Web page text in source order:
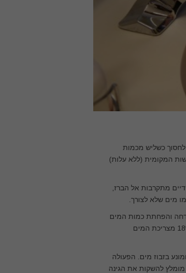
כשליש מכמות
את החסכמים מהרשות המקומית (ללא עלות)
מתקרבות אל הברז,
מים שלא לצורך.
והפחתת כמות המים
הנפלטת לאסלה. המיכל מביא לחיסכון של כ- 18-20 ליטר מים לנפש ליום, המהווים כ- 12%-18% מצריכת המים
בזבוז מים. הפעולה
להשקות את הגינה